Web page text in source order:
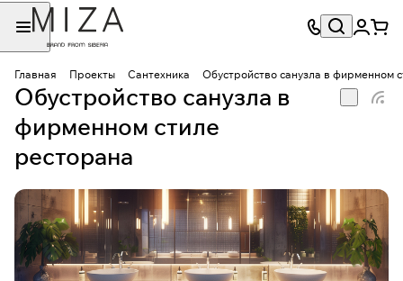
Главная Проекты Сантехника Обустройство санузла в фирменном
Обустройство санузла в
фирменном стиле
ресторана